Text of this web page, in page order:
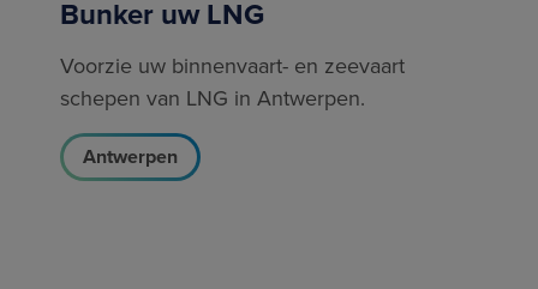
Bunker uw LNG
Voorzie uw binnenvaart- en zeevaart
schepen van LNG in Antwerpen.
Antwerpen